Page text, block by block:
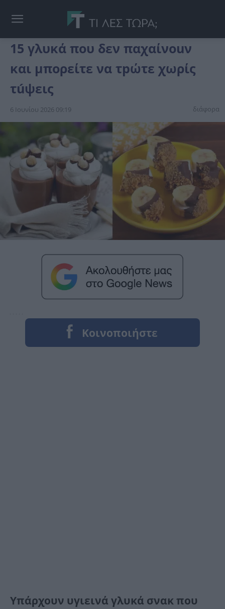
15 γλυκά που δεν παχαίνοuν
και μπορείτε να τpώτε χωρίς
τúψεις
6 Ιουνίου 2026 09:19 διάφορα
Υπάρχουν υγιεινά γλυκά σνακ που